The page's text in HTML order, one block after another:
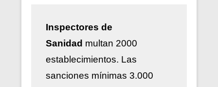
Inspectores de
Sanidad multan 2000
establecimientos. Las
sanciones mínimas 3.000